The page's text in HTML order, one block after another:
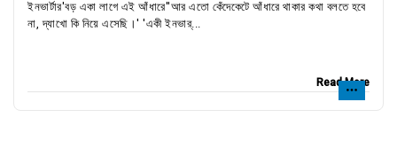
ইনভার্টার'বড় একা লাগে এই আঁধারে''আর এতো কেঁদেকেটে আঁধারে থাকার কথা বলতে হবে
না, দ্যাখো কি নিয়ে এসেছি।' 'একী ইনভার্...
Read More